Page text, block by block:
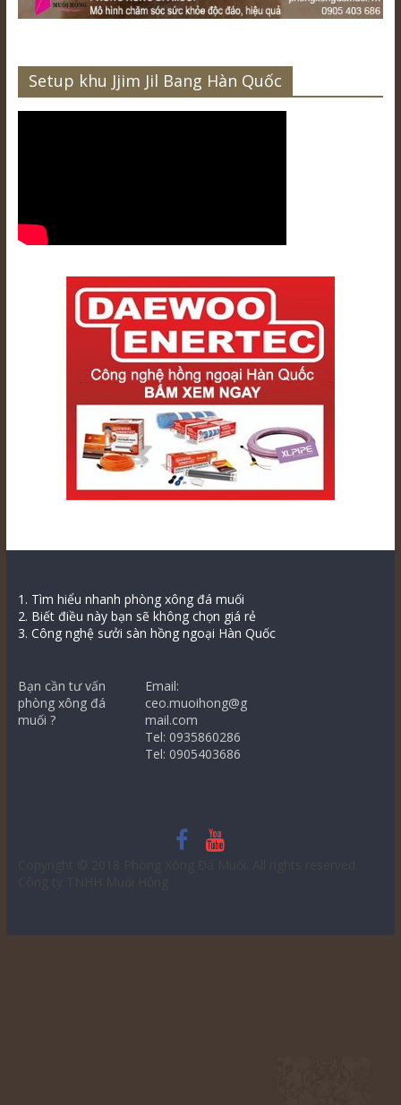
Setup khu Jjim Jil Bang Hàn Quốc
1. Tìm hiểu nhanh phòng xông đá muối
2. Biết điều này bạn sẽ không chọn giá rẻ
3. Công nghệ sưởi sàn hồng ngoại Hàn Quốc
Bạn cần tư vấn
phòng xông đá
muối ?
Email:
ceo.muoihong@g
mail.com
Tel: 0935860286
Tel: 0905403686